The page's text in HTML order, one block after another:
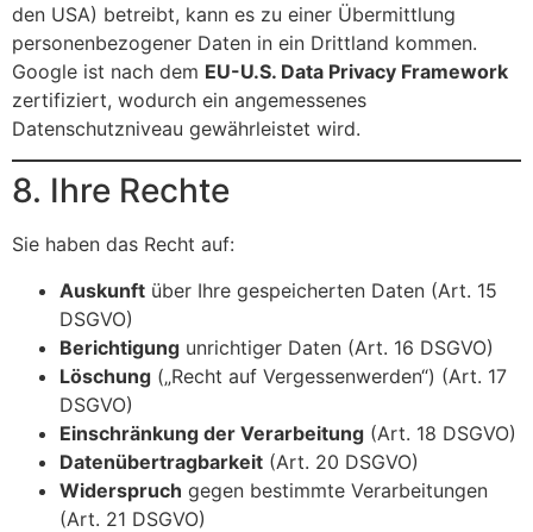
den USA) betreibt, kann es zu einer Übermittlung
personenbezogener Daten in ein Drittland kommen.
Google ist nach dem EU-U.S. Data Privacy Framework
zertifiziert, wodurch ein angemessenes
Datenschutzniveau gewährleistet wird.
8. Ihre Rechte
Sie haben das Recht auf:
Auskunft über Ihre gespeicherten Daten (Art. 15
DSGVO)
Berichtigung unrichtiger Daten (Art. 16 DSGVO)
Löschung („Recht auf Vergessenwerden“) (Art. 17
DSGVO)
Einschränkung der Verarbeitung (Art. 18 DSGVO)
Datenübertragbarkeit (Art. 20 DSGVO)
Widerspruch gegen bestimmte Verarbeitungen
(Art. 21 DSGVO)